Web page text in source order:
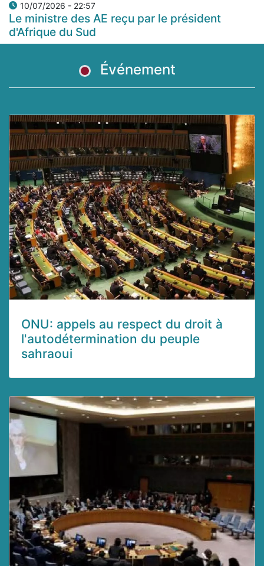
10/07/2026 - 22:57
Le ministre des AE reçu par le président
d'Afrique du Sud
Événement
ONU: appels au respect du droit à
l'autodétermination du peuple
sahraoui